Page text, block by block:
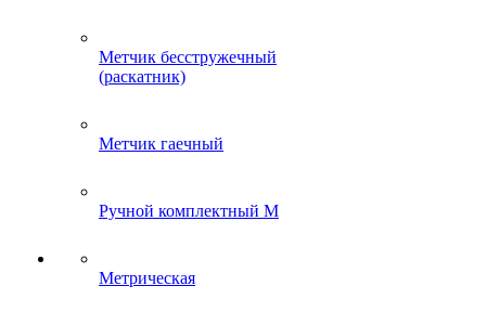
Метчик бесстружечный
(раскатник)
Метчик гаечный
Ручной комплектный M
Метрическая